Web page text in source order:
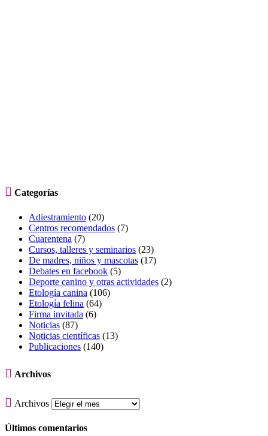
 Categorías
Adiestramiento (20)
Centros recomendados (7)
Cuarentena (7)
Cursos, talleres y seminarios (23)
De madres, niños y mascotas (17)
Debates en facebook (5)
Deporte canino y otras actividades (2)
Etología canina (106)
Etología felina (64)
Firma invitada (6)
Noticias (87)
Noticias científicas (13)
Publicaciones (140)
 Archivos
 Archivos
Últimos comentarios